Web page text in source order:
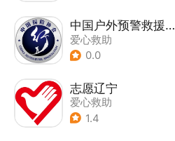
中国户外预警救援互助平台
爱心救助
0.0
志愿辽宁
爱心救助
1.4